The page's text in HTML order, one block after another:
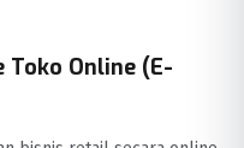
Toko Online (E-